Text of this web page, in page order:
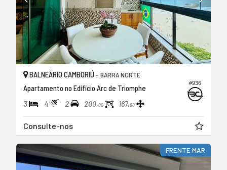
#936
BALNEÁRIO CAMBORIÚ - BARRA NORTE
Apartamento no Edifício Arc de Triomphe
3 4 2 200,00 167,00
Consulte-nos
FRENTE MAR